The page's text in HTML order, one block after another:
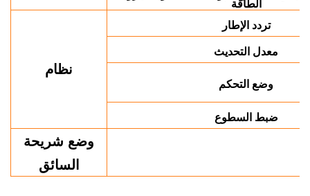
نظام
تردد الإطار
معدل التحديث
وضع التحكم
ضبط السطوع
وضع شريحة
السائق